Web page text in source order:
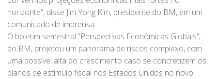
horizonte”, disse Jim Yong Kim, presidente do BM, em um
comunicado de imprensa.
O boletim semestral “Perspectivas Econômicas Globais”,
do BM, projetou um panorama de riscos complexo, com
uma possível alta do crescimento caso se concretizem os
planos de estímulo fiscal nos Estados Unidos no novo